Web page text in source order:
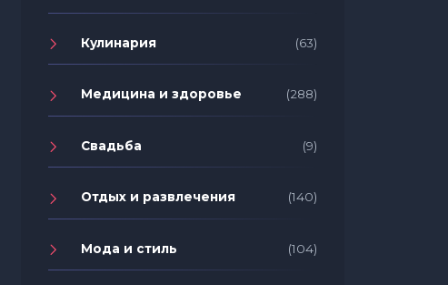
Кулинария (63)
Медицина и здоровье (288)
Свадьба (9)
Отдых и развлечения (140)
Мода и стиль (104)